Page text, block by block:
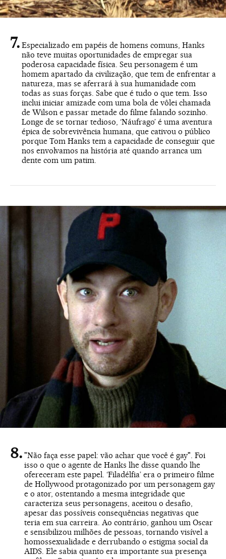
Especializado em papéis de homens comuns, Hanks
não teve muitas oportunidades de empregar sua
poderosa capacidade física. Seu personagem é um
homem apartado da civilização, que tem de enfrentar a
natureza, mas se aferrará à sua humanidade com
todas as suas forças. Sabe que é tudo o que tem. Isso
inclui iniciar amizade com uma bola de vôlei chamada
de Wilson e passar metade do filme falando sozinho.
Longe de se tornar tedioso, ‘Náufrago’ é uma aventura
épica de sobrevivência humana, que cativou o público
porque Tom Hanks tem a capacidade de conseguir que
nos envolvamos na história até quando arranca um
dente com um patim.
"Não faça esse papel: vão achar que você é gay". Foi
isso o que o agente de Hanks lhe disse quando lhe
ofereceram este papel. ‘Filadélfia’ era o primeiro filme
de Hollywood protagonizado por um personagem gay
e o ator, ostentando a mesma integridade que
caracteriza seus personagens, aceitou o desafio,
apesar das possíveis consequências negativas que
teria em sua carreira. Ao contrário, ganhou um Oscar
e sensibilizou milhões de pessoas, tornando visível a
homossexualidade e derrubando o estigma social da
AIDS. Ele sabia quanto era importante sua presença